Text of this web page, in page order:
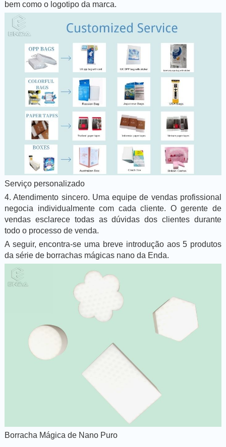
bem como o logotipo da marca.
Serviço personalizado
4. Atendimento sincero. Uma equipe de vendas profissional
negocia individualmente com cada cliente. O gerente de
vendas esclarece todas as dúvidas dos clientes durante
todo o processo de venda.
A seguir, encontra-se uma breve introdução aos 5 produtos
da série de borrachas mágicas nano da Enda.
Borracha Mágica de Nano Puro